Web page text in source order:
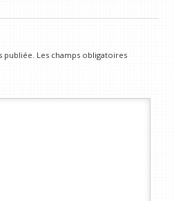
publiée. Les champs obligatoires